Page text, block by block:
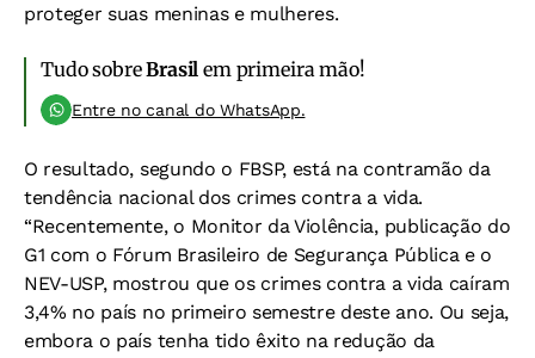
proteger suas meninas e mulheres.
Tudo sobreBrasil em primeira mão!
Entre no canal do WhatsApp.
O resultado, segundo o FBSP, está na contramão da
tendência nacional dos crimes contra a vida.
“Recentemente, o Monitor da Violência, publicação do
G1 com o Fórum Brasileiro de Segurança Pública e o
NEV-USP, mostrou que os crimes contra a vida caíram
3,4% no país no primeiro semestre deste ano. Ou seja,
embora o país tenha tido êxito na redução da